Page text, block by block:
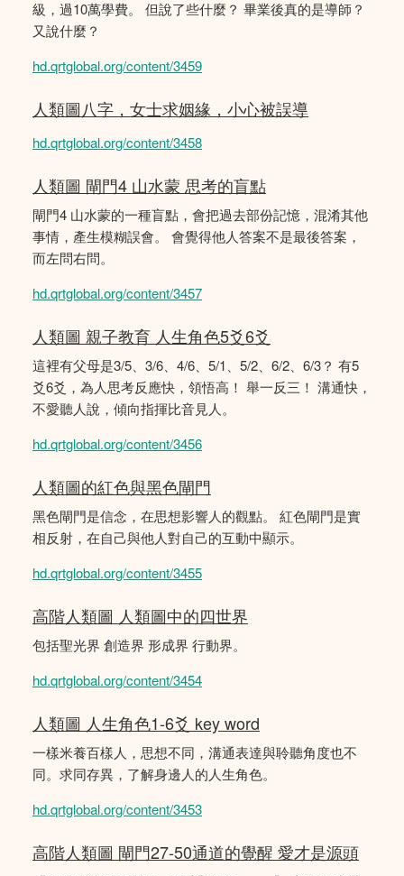
級，過10萬學費。 但說了些什麼？ 畢業後真的是導師？
又說什麼？
hd.qrtglobal.org/content/3459
人類圖八字，女士求姻緣，小心被誤導
hd.qrtglobal.org/content/3458
人類圖 閘門4 山水蒙 思考的盲點
閘門4 山水蒙的一種盲點，會把過去部份記憶，混淆其他
事情，產生模糊誤會。 會覺得他人答案不是最後答案，
而左問右問。
hd.qrtglobal.org/content/3457
人類圖 親子教育 人生角色5爻6爻
這裡有父母是3/5、3/6、4/6、5/1、5/2、6/2、6/3？ 有5
爻6爻，為人思考反應快，領悟高！ 舉一反三！ 溝通快，
不愛聽人說，傾向指揮比音見人。
hd.qrtglobal.org/content/3456
人類圖的紅色與黑色閘門
黑色閘門是信念，在思想影響人的觀點。 紅色閘門是實
相反射，在自己與他人對自己的互動中顯示。
hd.qrtglobal.org/content/3455
高階人類圖 人類圖中的四世界
包括聖光界 創造界 形成界 行動界。
hd.qrtglobal.org/content/3454
人類圖 人生角色1-6爻 key word
一樣米養百樣人，思想不同，溝通表達與聆聽角度也不
同。求同存異，了解身邊人的人生角色。
hd.qrtglobal.org/content/3453
高階人類圖 閘門27-50通道的覺醒 愛才是源頭